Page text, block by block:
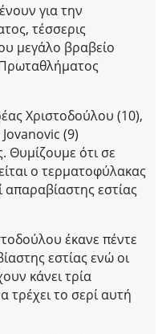
για την
τέσσερις
μεγάλο βραβείο
Χριστοδούλου (10),
(9)
Θυμίζουμε ότι σε
ο τερματοφύλακας
εστίας
έκανε πέντε
εστίας ενώ οι
κάνει τρία
τρέχει το σερί αυτή